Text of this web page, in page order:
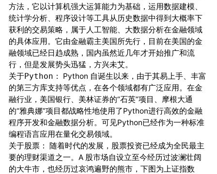
方法，它以计算机强大运算能力为基础，运用数据建模、
统计学分析、程序设计等工具从历史数据中得到大概率下
获利的交易策略，属于人工智能、大数据分析在金融领域
的具体应用。它由金融霸主美国所先行，目前在美国的金
融领域已经日趋成熟，国内虽然近几年才开始推广和流
行，但是发展势头迅猛，方兴未艾。
关于Python：
Python 自诞生以来，由于其易上手、丰富
的第三方库支持等优点，在各个领域都有广泛应用。在金
融行业，美国银行、美林证券的“石英”项目、摩根大通
的“雅典娜”项目都战略性地使用了Python进行高效的金融
程序开发和金融数据分析。可见Python已经作为一种标准
编程语言应用在量化交易领域。
关于股票：
随着时代的发展，股票投资已经成为全民最主
要的理财渠道之一。A 股市场自设立至今经历过波澜壮阔
的大牛市，也经历过哀鸿遍野的熊市，下图为上证指数